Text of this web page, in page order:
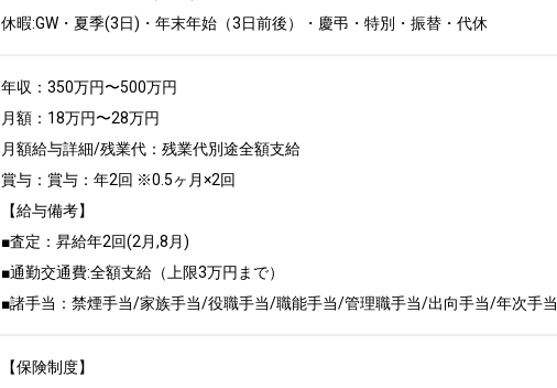
休暇:GW・夏季(3日)・年末年始（3日前後）・慶弔・特別・振替・代休
年収：350万円〜500万円
月額：18万円〜28万円
月額給与詳細/残業代：残業代別途全額支給
賞与：賞与：年2回 ※0.5ヶ月×2回
【給与備考】
■査定：昇給年2回(2月,8月)
■通勤交通費:全額支給（上限3万円まで）
■諸手当：禁煙手当/家族手当/役職手当/職能手当/管理職手当/出向手当/年次手当
【保険制度】